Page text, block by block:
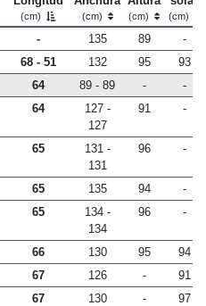
(cm) (cm) (cm) (cm)
- 135 89
-
68 - 51 132 95
93
64 89 - 89 -
-
64
127 -
127
91 -
65
131 -
131
96 -
65 135 94
-
65
134 -
134
96 -
66 130 95
94
67 126 -
91
67 130 -
97